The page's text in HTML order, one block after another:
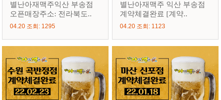
별난아재맥주익산 부송점
오픈매장주소: 전라북도..
04.20 조회: 1295
별난아재맥주 익산 부송점
계약체결완료 [계약..
04.20 조회: 1123